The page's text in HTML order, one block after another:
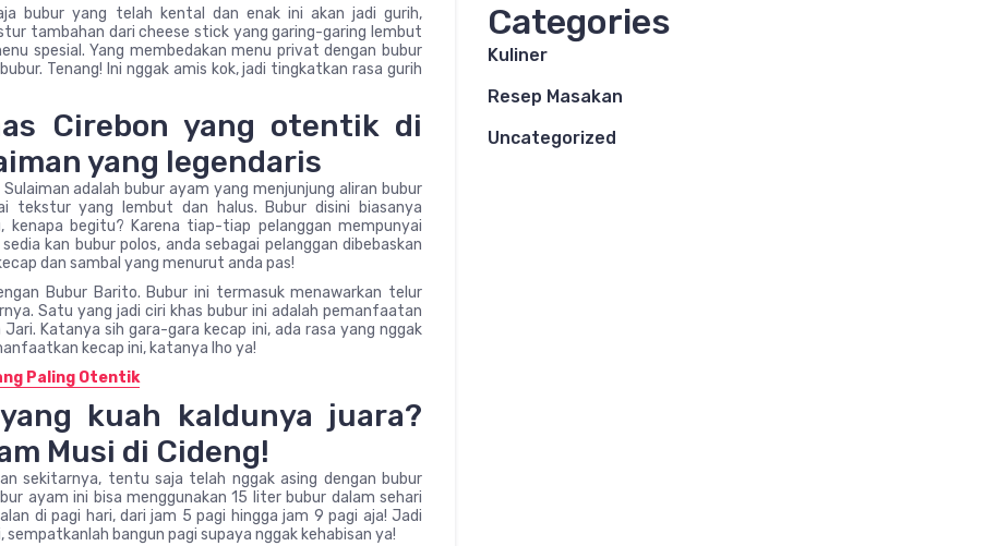
bubur yang telah kental dan enak ini akan jadi gurih,
tambahan dari cheese stick yang garing-garing lembut
spesial. Yang membedakan menu privat dengan bubur
Tenang! Ini nggak amis kok, jadi tingkatkan rasa gurih
Cirebon yang otentik di
yang legendaris
adalah bubur ayam yang menjunjung aliran bubur
tekstur yang lembut dan halus. Bubur disini biasanya
kenapa begitu? Karena tiap-tiap pelanggan mempunyai
kan bubur polos, anda sebagai pelanggan dibebaskan
dan sambal yang menurut anda pas!
Bubur Barito. Bubur ini termasuk menawarkan telur
Satu yang jadi ciri khas bubur ini adalah pemanfaatan
Katanya sih gara-gara kecap ini, ada rasa yang nggak
kecap ini, katanya lho ya!
Paling Otentik
kuah kaldunya juara?
Musi di Cideng!
sekitarnya, tentu saja telah nggak asing dengan bubur
ayam ini bisa menggunakan 15 liter bubur dalam sehari
di pagi hari, dari jam 5 pagi hingga jam 9 pagi aja! Jadi
bangun pagi supaya nggak kehabisan ya!
Categories
Kuliner
Resep Masakan
Uncategorized